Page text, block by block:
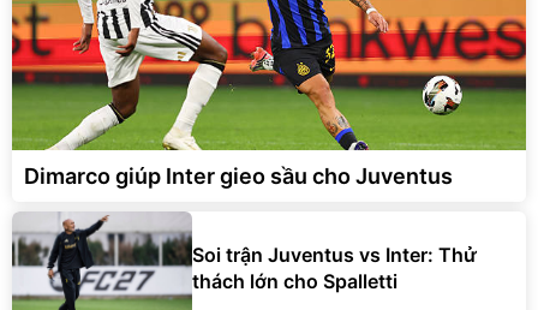
Dimarco giúp Inter gieo sầu cho Juventus
Soi trận Juventus vs Inter: Thử
thách lớn cho Spalletti